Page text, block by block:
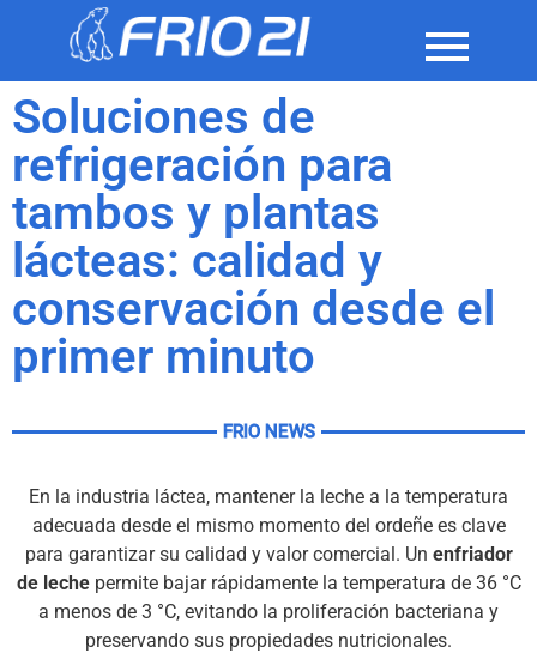
Soluciones de
refrigeración para
tambos y plantas
lácteas: calidad y
conservación desde el
primer minuto
FRIO NEWS
En la industria láctea, mantener la leche a la temperatura
adecuada desde el mismo momento del ordeñe es clave
para garantizar su calidad y valor comercial. Un enfriador
de lechepermite bajar rápidamente la temperatura de 36 °C
a menos de 3 °C, evitando la proliferación bacteriana y
preservando sus propiedades nutricionales.